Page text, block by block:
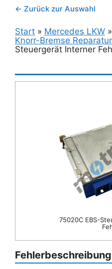
← Zurück zur Auswahl
Start » Mercedes LKW »
Knorr-Bremse Reparatur
Steuergerät Interner
75020C EBS-